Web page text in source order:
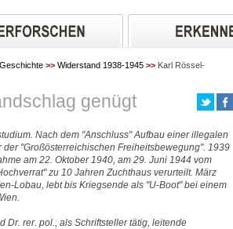
>> Widerstand 1938-1945 >> Karl Rössel-
genügt
Nach dem "Anschluss" Aufbau einer illegalen
"Großösterreichischen Freiheitsbewegung". 1939
am 22. Oktober 1940, am 29. Juni 1944 vom
zu 10 Jahren Zuchthaus verurteilt. März
Lobau, lebt bis Kriegsende als "U-Boot" bei einem
Dr. rer. pol., als Schriftsteller tätig, leitende